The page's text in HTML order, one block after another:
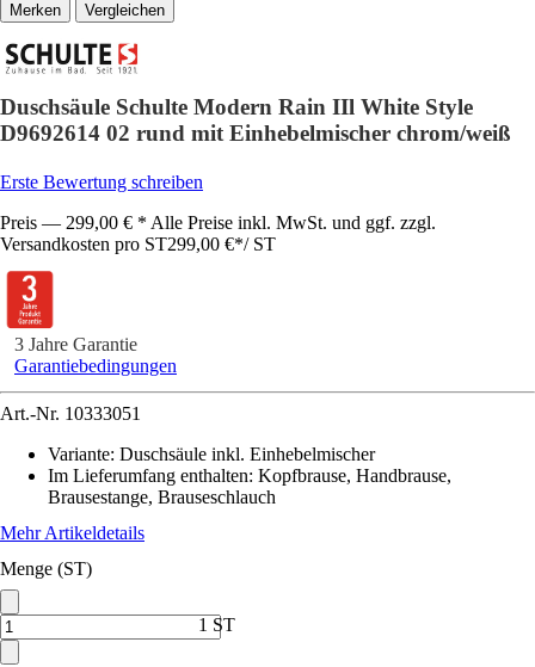
Vergleichen
Duschsäule Schulte Modern Rain IIl White Style
D9692614 02 rund mit Einhebelmischer chrom/weiß
Erste Bewertung schreiben
Preis — 299,00 € * Alle Preise inkl. MwSt. und ggf. zzgl.
Versandkosten pro ST299,00 €*/ ST
3 Jahre Garantie
Garantiebedingungen
Art.-Nr. 10333051
Variante: Duschsäule inkl. Einhebelmischer
Im Lieferumfang enthalten: Kopfbrause, Handbrause,
Brausestange, Brauseschlauch
Mehr Artikeldetails
Menge (ST)
1 ST